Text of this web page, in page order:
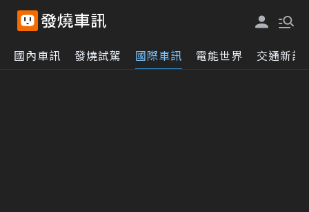
國內車訊 發燒試駕 國際車訊 電能世界 交通新訊